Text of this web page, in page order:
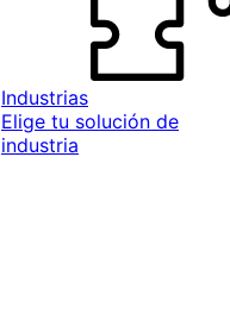
Industrias
Elige tu solución de
industria